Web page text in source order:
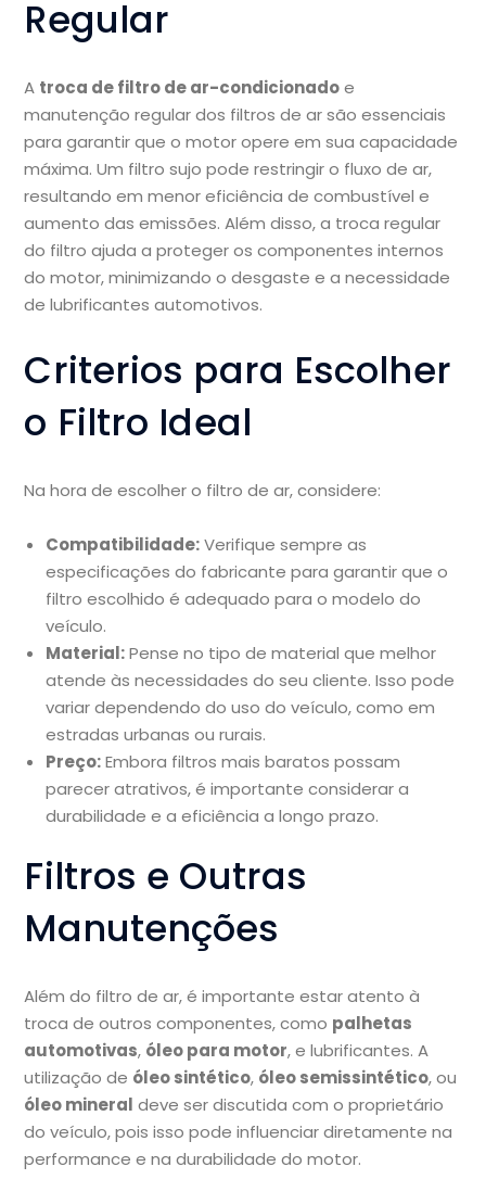
Regular
A troca de filtro de ar-condicionadoe
manutenção regular dos filtros de ar são essenciais
para garantir que o motor opere em sua capacidade
máxima. Um filtro sujo pode restringir o fluxo de ar,
resultando em menor eficiência de combustível e
aumento das emissões. Além disso, a troca regular
do filtro ajuda a proteger os componentes internos
do motor, minimizando o desgaste e a necessidade
de lubrificantes automotivos.
Criterios para Escolher
o Filtro Ideal
Na hora de escolher o filtro de ar, considere:
Compatibilidade:Verifique sempre as
especificações do fabricante para garantir que o
filtro escolhido é adequado para o modelo do
veículo.
Material:Pense no tipo de material que melhor
atende às necessidades do seu cliente. Isso pode
variar dependendo do uso do veículo, como em
estradas urbanas ou rurais.
Preço:Embora filtros mais baratos possam
parecer atrativos, é importante considerar a
durabilidade e a eficiência a longo prazo.
Filtros e Outras
Manutenções
Além do filtro de ar, é importante estar atento à
troca de outros componentes, como palhetas
automotivas, óleo para motor, e lubrificantes. A
utilização de óleo sintético, óleo semissintético, ou
óleo mineral deve ser discutida com o proprietário
do veículo, pois isso pode influenciar diretamente na
performance e na durabilidade do motor.